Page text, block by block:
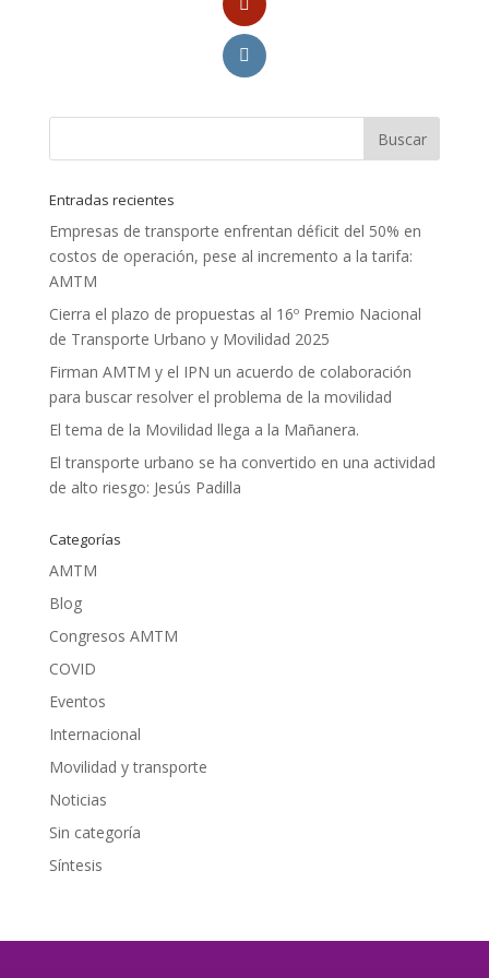
Entradas recientes
Empresas de transporte enfrentan déficit del 50% en
costos de operación, pese al incremento a la tarifa:
AMTM
Cierra el plazo de propuestas al 16º Premio Nacional
de Transporte Urbano y Movilidad 2025
Firman AMTM y el IPN un acuerdo de colaboración
para buscar resolver el problema de la movilidad
El tema de la Movilidad llega a la Mañanera.
El transporte urbano se ha convertido en una actividad
de alto riesgo: Jesús Padilla
Categorías
AMTM
Blog
Congresos AMTM
COVID
Eventos
Internacional
Movilidad y transporte
Noticias
Sin categoría
Síntesis